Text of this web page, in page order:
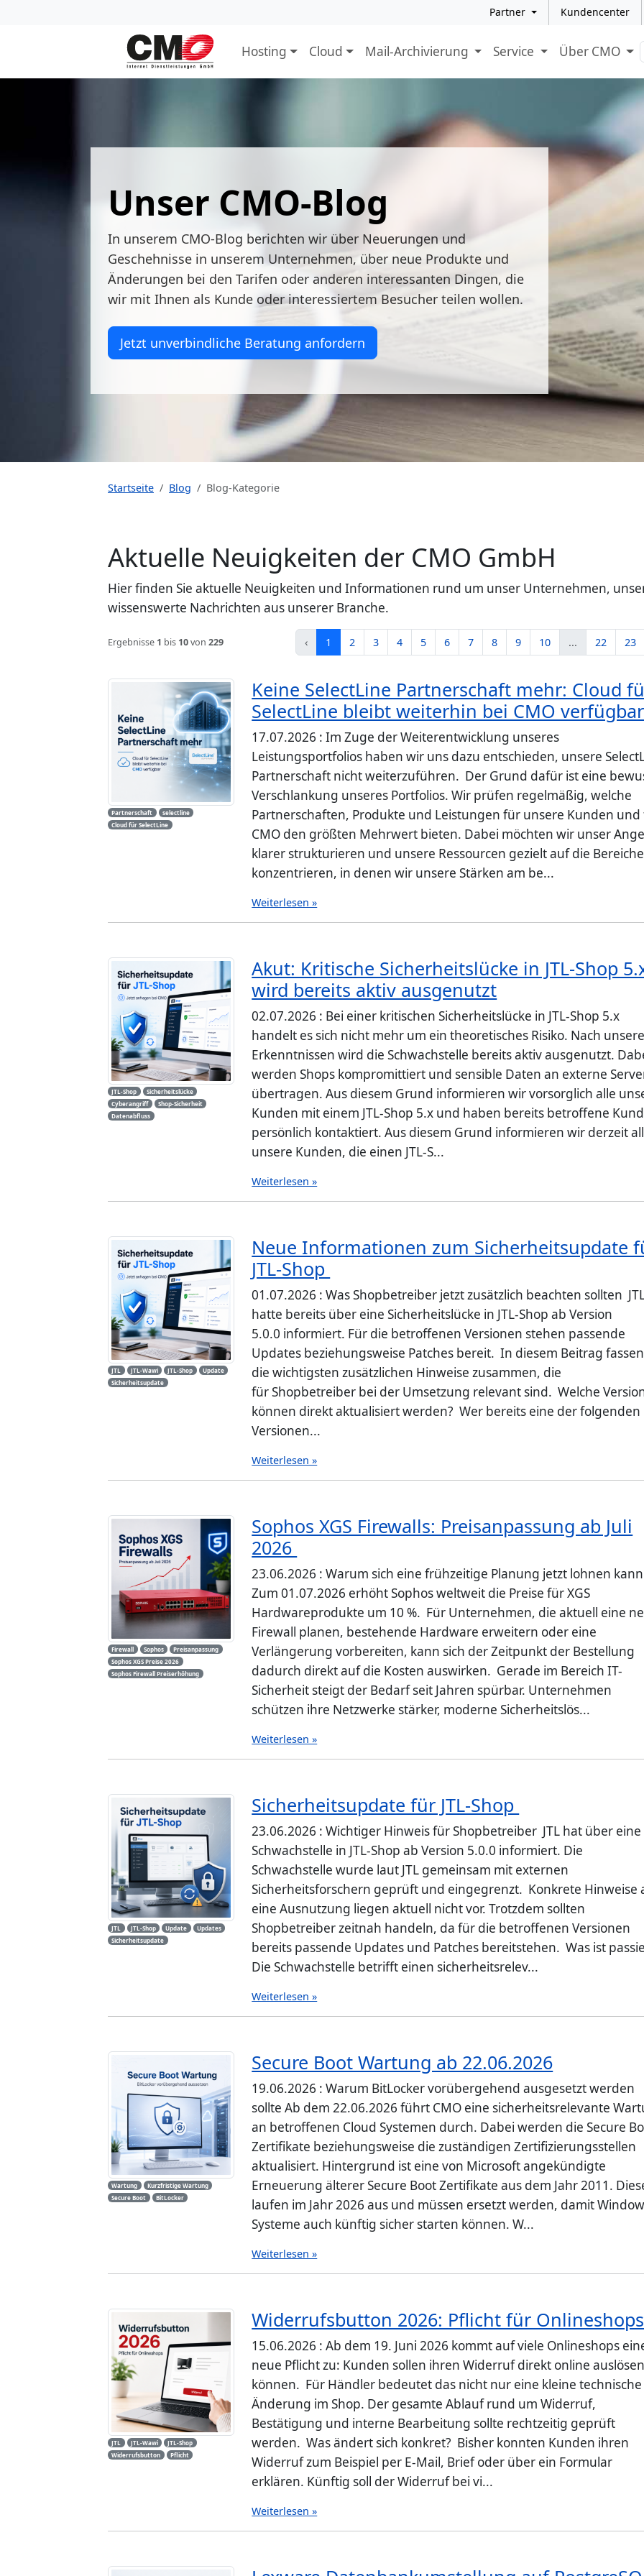
Partner Kundencenter
Hosting Cloud Mail-Archivierung Service Über CMO
Unser CMO-Blog
In unserem CMO-Blog berichten wir über Neuerungen und
Geschehnisse in unserem Unternehmen, über neue Produkte und
Änderungen bei den Tarifen oder anderen interessanten Dingen, die
wir mit Ihnen als Kunde oder interessiertem Besucher teilen wollen.
Jetzt unverbindliche Beratung anfordern
Startseite Blog Blog-Kategorie
Aktuelle Neuigkeiten der CMO GmbH
Hier finden Sie aktuelle Neuigkeiten und Informationen rund um unser Unternehmen,
wissenswerte Nachrichten aus unserer Branche.
Ergebnisse 1 bis 10von 229 ‹ 1 2 3 4 5 6 7 8 9 10 ... 22 23
Partnerschaft
selectline
Cloud für SelectLine
Keine SelectLine Partnerschaft mehr: Cloud
SelectLine bleibt weiterhin bei CMO verfügbar
17.07.2026 : Im Zuge der Weiterentwicklung unseres
Leistungsportfolios haben wir uns dazu entschieden, unsere
Partnerschaft nicht weiterzuführen. Der Grund dafür ist eine
Verschlankung unseres Portfolios. Wir prüfen regelmäßig, welche
Partnerschaften, Produkte und Leistungen für unsere Kunden
CMO den größten Mehrwert bieten. Dabei möchten wir unser
klarer strukturieren und unsere Ressourcen gezielt auf die Bereiche
konzentrieren, in denen wir unsere Stärken am be...
Weiterlesen »
JTL-Shop
Sicherheitslücke
Cyberangriff
Shop-Sicherheit
Datenabfluss
Akut: Kritische Sicherheitslücke in JTL-Shop
wird bereits aktiv ausgenutzt
02.07.2026 : Bei einer kritischen Sicherheitslücke in JTL-Shop 5.x
handelt es sich nicht mehr um ein theoretisches Risiko. Nach
Erkenntnissen wird die Schwachstelle bereits aktiv ausgenutzt.
werden Shops kompromittiert und sensible Daten an externe
übertragen. Aus diesem Grund informieren wir vorsorglich alle
Kunden mit einem JTL-Shop 5.x und haben bereits betroffene
persönlich kontaktiert. Aus diesem Grund informieren wir derzeit
unsere Kunden, die einen JTL-S...
Weiterlesen »
JTL JTL-Wawi JTL-Shop
Update
Sicherheitsupdate
Neue Informationen zum Sicherheitsupdate
JTL-Shop
01.07.2026 : Was Shopbetreiber jetzt zusätzlich beachten sollten
hatte bereits über eine Sicherheitslücke in JTL-Shop ab Version
5.0.0 informiert. Für die betroffenen Versionen stehen passende
Updates beziehungsweise Patches bereit. In diesem Beitrag
die wichtigsten zusätzlichen Hinweise zusammen, die
für Shopbetreiber bei der Umsetzung relevant sind. Welche
können direkt aktualisiert werden? Wer bereits eine der folgenden
Versionen...
Weiterlesen »
Firewall Sophos
Preisanpassung
Sophos XGS Preise 2026
Sophos Firewall Preiserhöhung
Sophos XGS Firewalls: Preisanpassung ab Juli
2026
23.06.2026 : Warum sich eine frühzeitige Planung jetzt lohnen kann
Zum 01.07.2026 erhöht Sophos weltweit die Preise für XGS
Hardwareprodukte um 10 %. Für Unternehmen, die aktuell eine
Firewall planen, bestehende Hardware erweitern oder eine
Verlängerung vorbereiten, kann sich der Zeitpunkt der Bestellung
dadurch direkt auf die Kosten auswirken. Gerade im Bereich IT-
Sicherheit steigt der Bedarf seit Jahren spürbar. Unternehmen
schützen ihre Netzwerke stärker, moderne Sicherheitslös...
Weiterlesen »
JTL JTL-Shop Update
Updates
Sicherheitsupdate
Sicherheitsupdate für JTL-Shop
23.06.2026 : Wichtiger Hinweis für Shopbetreiber JTL hat über eine
Schwachstelle in JTL-Shop ab Version 5.0.0 informiert. Die
Schwachstelle wurde laut JTL gemeinsam mit externen
Sicherheitsforschern geprüft und eingegrenzt. Konkrete Hinweise
eine Ausnutzung liegen aktuell nicht vor. Trotzdem sollten
Shopbetreiber zeitnah handeln, da für die betroffenen Versionen
bereits passende Updates und Patches bereitstehen. Was ist
Die Schwachstelle betrifft einen sicherheitsrelev...
Weiterlesen »
Wartung
Kurzfristige Wartung
Secure Boot
BitLocker
Secure Boot Wartung ab 22.06.2026
19.06.2026 : Warum BitLocker vorübergehend ausgesetzt werden
sollte Ab dem 22.06.2026 führt CMO eine sicherheitsrelevante
an betroffenen Cloud Systemen durch. Dabei werden die Secure
Zertifikate beziehungsweise die zuständigen Zertifizierungsstellen
aktualisiert. Hintergrund ist eine von Microsoft angekündigte
Erneuerung älterer Secure Boot Zertifikate aus dem Jahr 2011.
laufen im Jahr 2026 aus und müssen ersetzt werden, damit
Systeme auch künftig sicher starten können. W...
Weiterlesen »
JTL JTL-Wawi
JTL-Shop
Widerrufsbutton
Pflicht
Widerrufsbutton 2026: Pflicht für Onlineshops
15.06.2026 : Ab dem 19. Juni 2026 kommt auf viele Onlineshops
neue Pflicht zu: Kunden sollen ihren Widerruf direkt online auslösen
können. Für Händler bedeutet das nicht nur eine kleine technische
Änderung im Shop. Der gesamte Ablauf rund um Widerruf,
Bestätigung und interne Bearbeitung sollte rechtzeitig geprüft
werden. Was ändert sich konkret? Bisher konnten Kunden ihren
Widerruf zum Beispiel per E-Mail, Brief oder über ein Formular
erklären. Künftig soll der Widerruf bei vi...
Weiterlesen »